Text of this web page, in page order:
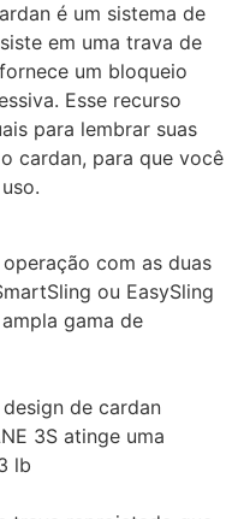
é um sistema de
em uma trava de
um bloqueio
Esse recurso
para lembrar suas
cardan, para que você
com as duas
ou EasySling
gama de
de cardan
3S atinge uma
lb